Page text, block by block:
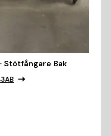
Stötfångare Bak